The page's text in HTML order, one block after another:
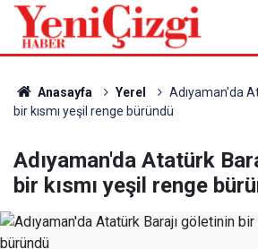
Anasayfa Yerel
Adıyaman'da
bir kısmı yeşil renge büründü
Adıyaman'da Atatürk
bir kısmı yeşil renge